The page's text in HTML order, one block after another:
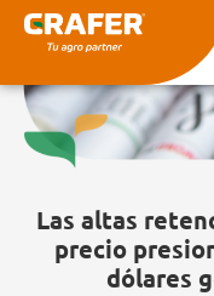
contenido
Las altas
precio
dólares